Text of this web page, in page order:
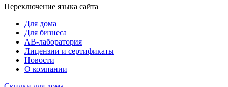
Переключение языка сайта
Для дома
Для бизнеса
АВ-лаборатория
Лицензии и сертификаты
Новости
О компании